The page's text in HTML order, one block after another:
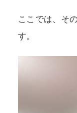
ここでは、そ
す。